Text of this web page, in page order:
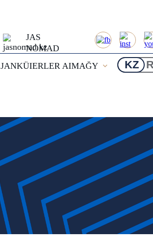
JAS
NOMAD
JANKÜIERLER AIMAĞY KZ